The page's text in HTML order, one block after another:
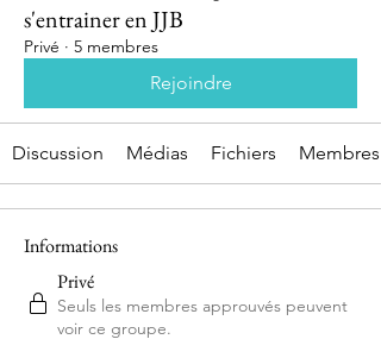
s'entrainer en JJB
Privé · 5 membres
Rejoindre
Discussion Médias Fichiers Membres
Informations
Privé
Seuls les membres approuvés peuvent
voir ce groupe.